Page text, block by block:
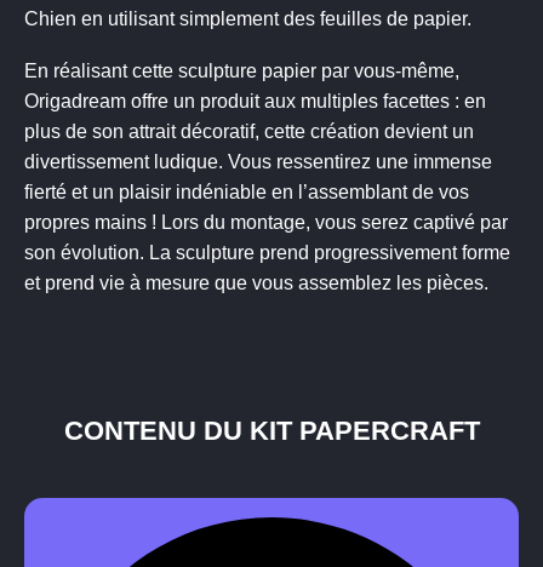
Chien en utilisant simplement des feuilles de papier.
En réalisant cette sculpture papier par vous-même,
Origadream offre un produit aux multiples facettes : en
plus de son attrait décoratif, cette création devient un
divertissement ludique. Vous ressentirez une immense
fierté et un plaisir indéniable en l’assemblant de vos
propres mains ! Lors du montage, vous serez captivé par
son évolution. La sculpture prend progressivement forme
et prend vie à mesure que vous assemblez les pièces.
CONTENU DU KIT PAPERCRAFT